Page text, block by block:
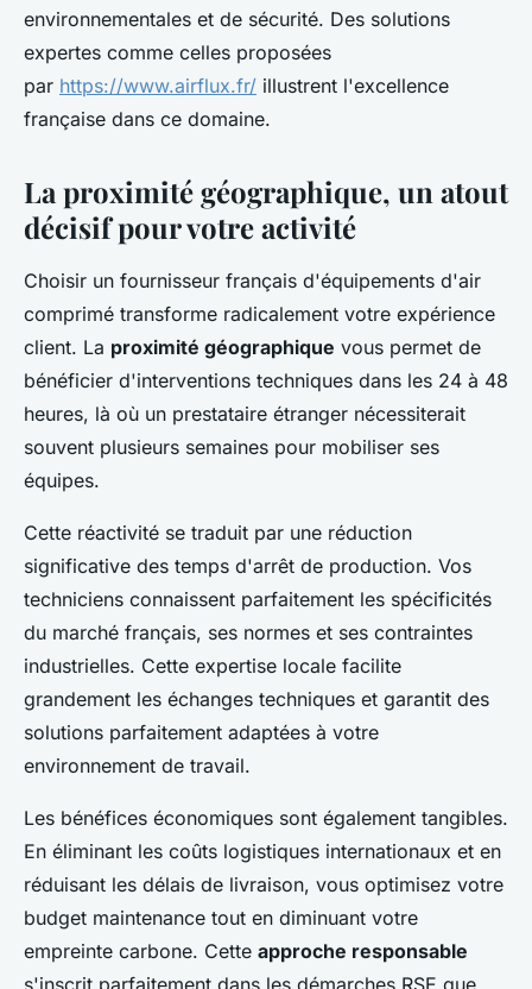
environnementales et de sécurité. Des solutions
expertes comme celles proposées
par https://www.airflux.fr/ illustrent l'excellence
française dans ce domaine.
La proximité géographique, un atout
décisif pour votre activité
Choisir un fournisseur français d'équipements d'air
comprimé transforme radicalement votre expérience
client. La proximité géographique vous permet de
bénéficier d'interventions techniques dans les 24 à 48
heures, là où un prestataire étranger nécessiterait
souvent plusieurs semaines pour mobiliser ses
équipes.
Cette réactivité se traduit par une réduction
significative des temps d'arrêt de production. Vos
techniciens connaissent parfaitement les spécificités
du marché français, ses normes et ses contraintes
industrielles. Cette expertise locale facilite
grandement les échanges techniques et garantit des
solutions parfaitement adaptées à votre
environnement de travail.
Les bénéfices économiques sont également tangibles.
En éliminant les coûts logistiques internationaux et en
réduisant les délais de livraison, vous optimisez votre
budget maintenance tout en diminuant votre
empreinte carbone. Cette approche responsable